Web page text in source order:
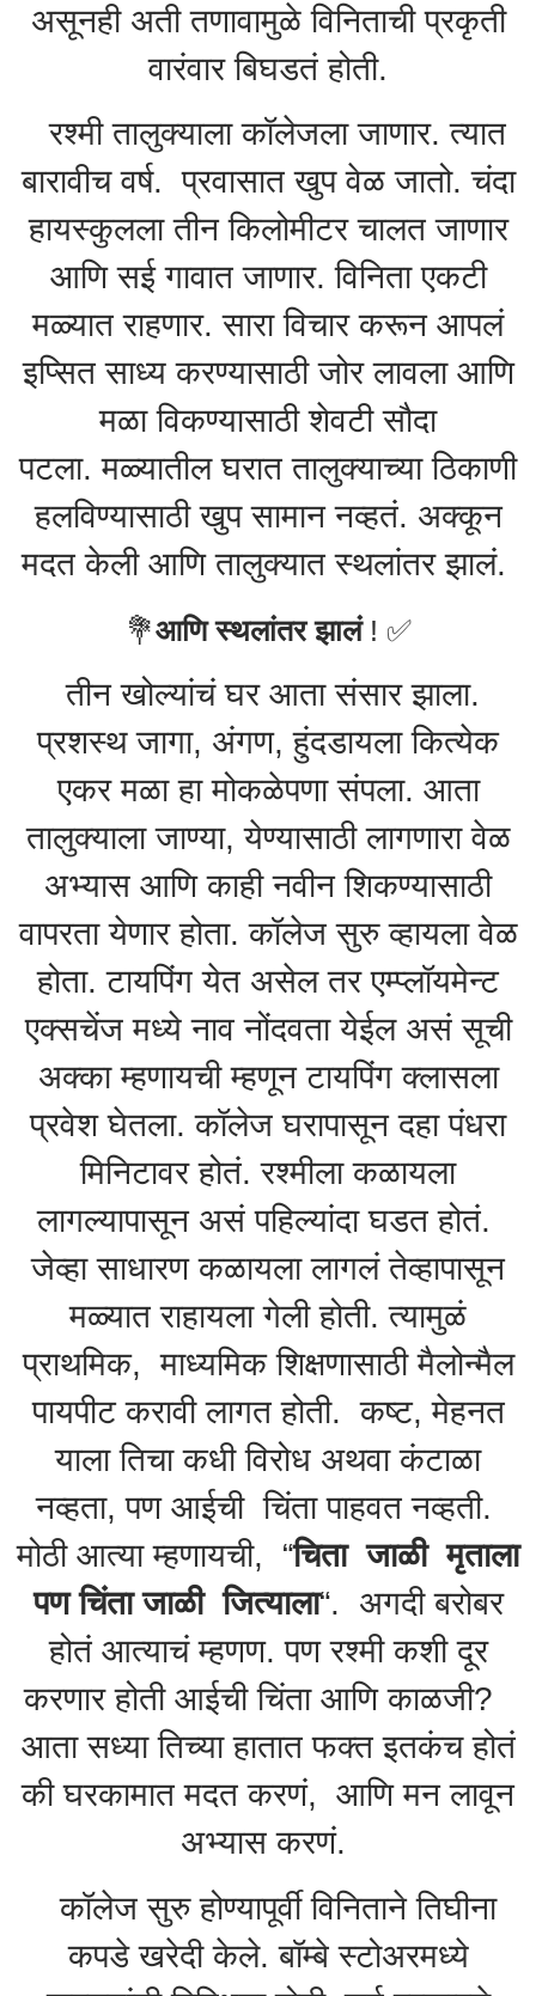
असूनही अती तणावामुळे विनिताची प्रकृती
वारंवार बिघडतं होती.
रश्मी तालुक्याला कॉलेजला जाणार. त्यात
बारावीच वर्ष. प्रवासात खुप वेळ जातो. चंदा
हायस्कुलला तीन किलोमीटर चालत जाणार
आणि सई गावात जाणार. विनिता एकटी
मळ्यात राहणार. सारा विचार करून आपलं
इप्सित साध्य करण्यासाठी जोर लावला आणि
मळा विकण्यासाठी शेवटी सौदा
पटला. मळ्यातील घरात तालुक्याच्या ठिकाणी
हलविण्यासाठी खुप सामान नव्हतं. अक्कून
मदत केली आणि तालुक्यात स्थलांतर झालं.
💐आणि स्थलांतर झालं! ✅️
तीन खोल्यांचं घर आता संसार झाला.
प्रशस्थ जागा, अंगण, हुंदडायला कित्येक
एकर मळा हा मोकळेपणा संपला. आता
तालुक्याला जाण्या, येण्यासाठी लागणारा वेळ
अभ्यास आणि काही नवीन शिकण्यासाठी
वापरता येणार होता. कॉलेज सुरु व्हायला वेळ
होता. टायपिंग येत असेल तर एम्प्लॉयमेन्ट
एक्सचेंज मध्ये नाव नोंदवता येईल असं सूची
अक्का म्हणायची म्हणून टायपिंग क्लासला
प्रवेश घेतला. कॉलेज घरापासून दहा पंधरा
मिनिटावर होतं. रश्मीला कळायला
लागल्यापासून असं पहिल्यांदा घडत होतं.
जेव्हा साधारण कळायला लागलं तेव्हापासून
मळ्यात राहायला गेली होती. त्यामुळं
प्राथमिक, माध्यमिक शिक्षणासाठी मैलोन्मैल
पायपीट करावी लागत होती. कष्ट, मेहनत
याला तिचा कधी विरोध अथवा कंटाळा
नव्हता, पण आईची चिंता पाहवत नव्हती.
मोठी आत्या म्हणायची, “चिता जाळी मृताला
पण चिंता जाळी जित्याला“. अगदी बरोबर
होतं आत्याचं म्हणण. पण रश्मी कशी दूर
करणार होती आईची चिंता आणि काळजी?
आता सध्या तिच्या हातात फक्त इतकंच होतं
की घरकामात मदत करणं, आणि मन लावून
अभ्यास करणं.
कॉलेज सुरु होण्यापूर्वी विनिताने तिघीना
कपडे खरेदी केले. बॉम्बे स्टोअरमध्ये